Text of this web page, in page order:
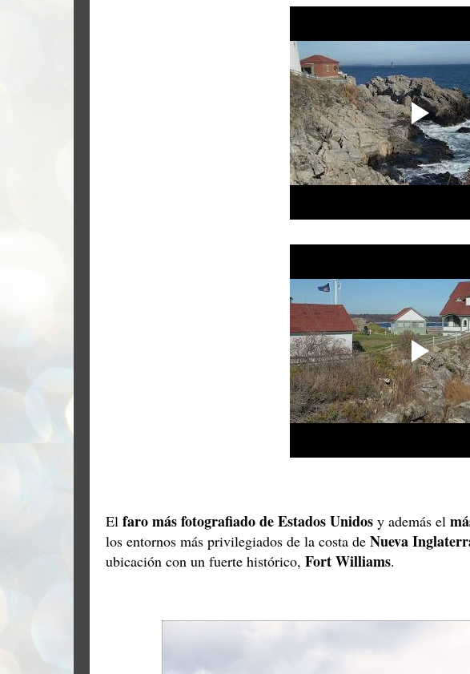
El faro más fotografiado de Estados Unidos y además el
los entornos más privilegiados de la costa de Nueva
ubicación con un fuerte histórico, Fort Williams.